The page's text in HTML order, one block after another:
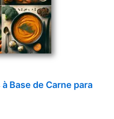
Base de Carne para